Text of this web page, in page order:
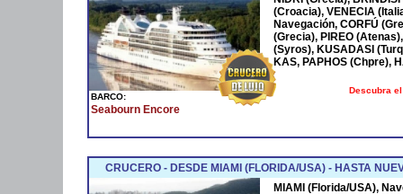
BARCO:
Seabourn Encore
(Croacia), VENECIA
Navegación, CORFÚ
(Grecia), PIREO
(Syros), KUSADASI
KAS, PAPHOS (Chpre),
Descubra
CRUCERO - DESDE MIAMI (FLORIDA/USA) - HASTA
MIAMI (Florida/USA),